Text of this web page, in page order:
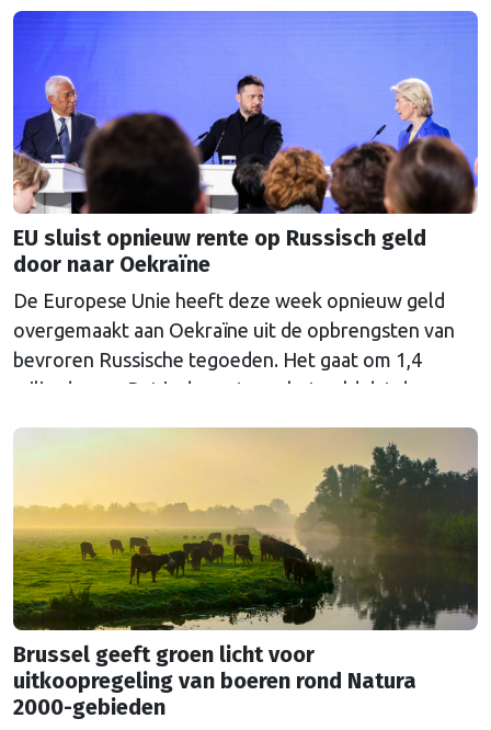
EU sluist opnieuw rente op Russisch geld
door naar Oekraïne
De Europese Unie heeft deze week opnieuw geld
overgemaakt aan Oekraïne uit de opbrengsten van
bevroren Russische tegoeden. Het gaat om 1,4
miljard euro. Dat is de rente op het geld dat de
Euroclear parkeerde. De EU bevroor dat geld na de
Continued
Brussel geeft groen licht voor
uitkoopregeling van boeren rond Natura
2000-gebieden